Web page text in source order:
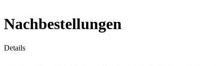
Nachbestellungen
Details